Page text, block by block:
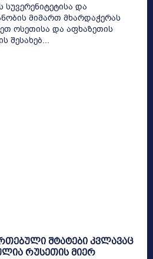
და
მიმართ მხარდაჭერას
ოსეთისა და აფხაზეთის
შესახებ...
შტატები კვლავაც
რუსეთის მიერ